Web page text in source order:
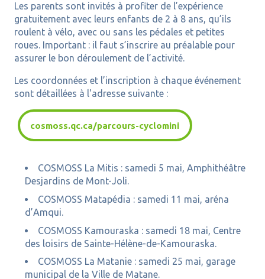
Les parents sont invités à profiter de l’expérience
gratuitement avec leurs enfants de 2 à 8 ans, qu’ils
roulent à vélo, avec ou sans les pédales et petites
roues. Important : il faut s’inscrire au préalable pour
assurer le bon déroulement de l’activité.
Les coordonnées et l’inscription à chaque événement
sont détaillées à l'adresse suivante :
cosmoss.qc.ca/parcours-cyclomini
COSMOSS La Mitis : samedi 5 mai, Amphithéâtre
Desjardins de Mont-Joli.
COSMOSS Matapédia : samedi 11 mai, aréna
d’Amqui.
COSMOSS Kamouraska : samedi 18 mai, Centre
des loisirs de Sainte-Hélène-de-Kamouraska.
COSMOSS La Matanie : samedi 25 mai, garage
municipal de la Ville de Matane.